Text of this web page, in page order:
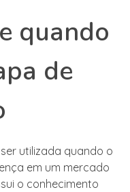
quando
de
utilizada quando o
em um mercado
o conhecimento